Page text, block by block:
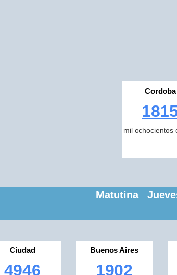
Cordoba
mil ochocientos
Matutina
Ciudad
4946
Buenos Aires
1902